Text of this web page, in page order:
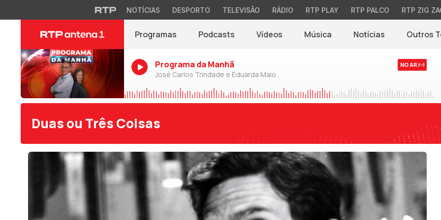
NOTÍCIAS DESPORTO TELEVISÃO RÁDIO RTP PLAY RTP PALCO RTP ZIG
Programas Podcasts Vídeos Música Notícias(abre em nova
Outros
Programa da Manhã
José Carlos Trindade e Eduarda Maio
NO AR
Duas ou Três Coisas